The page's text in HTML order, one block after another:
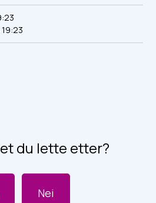
du lette etter?
Nei